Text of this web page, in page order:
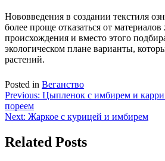
Нововведения в создании текстиля
более проще отказаться от
происхождения и вместо этого
экологическом плане варианты,
растений.
Posted in Веганство
Навигация
по
Previous: Цыпленок с имбирем и
пореем
Next: Жаркое с курицей и имбирем
Related Posts